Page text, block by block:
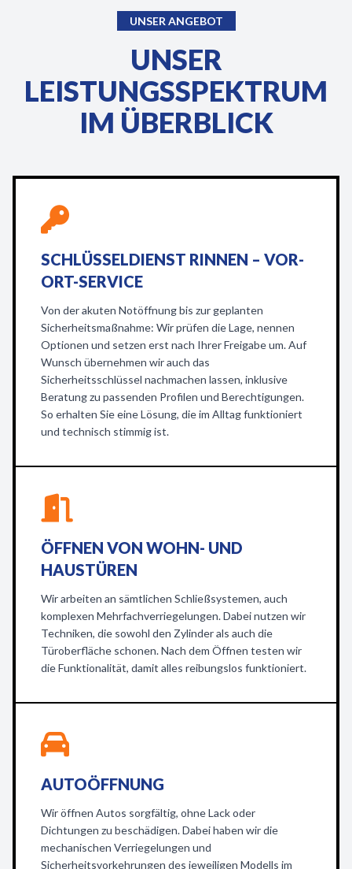
UNSER ANGEBOT
UNSER
LEISTUNGSSPEKTRUM
IM ÜBERBLICK
SCHLÜSSELDIENST RINNEN – VOR-
ORT-SERVICE
Von der akuten Notöffnung bis zur geplanten
Sicherheitsmaßnahme: Wir prüfen die Lage, nennen
Optionen und setzen erst nach Ihrer Freigabe um. Auf
Wunsch übernehmen wir auch das
Sicherheitsschlüssel nachmachen lassen, inklusive
Beratung zu passenden Profilen und Berechtigungen.
So erhalten Sie eine Lösung, die im Alltag funktioniert
und technisch stimmig ist.
ÖFFNEN VON WOHN- UND
HAUSTÜREN
Wir arbeiten an sämtlichen Schließsystemen, auch
komplexen Mehrfachverriegelungen. Dabei nutzen wir
Techniken, die sowohl den Zylinder als auch die
Türoberfläche schonen. Nach dem Öffnen testen wir
die Funktionalität, damit alles reibungslos funktioniert.
AUTOÖFFNUNG
Wir öffnen Autos sorgfältig, ohne Lack oder
Dichtungen zu beschädigen. Dabei haben wir die
mechanischen Verriegelungen und
Sicherheitsvorkehrungen des jeweiligen Modells im